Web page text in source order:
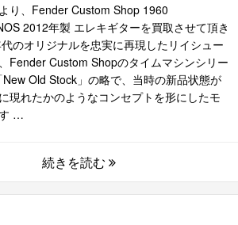
り、Fender Custom Shop 1960
2012年製 エレキギターを買取させて頂き
のオリジナルを忠実に再現したリイシュー
Fender Custom Shopのタイムマシンシリー
New Old Stock」の略で、当時の新品状態が
現れたかのようなコンセプトを形にしたモ
…
続きを読む